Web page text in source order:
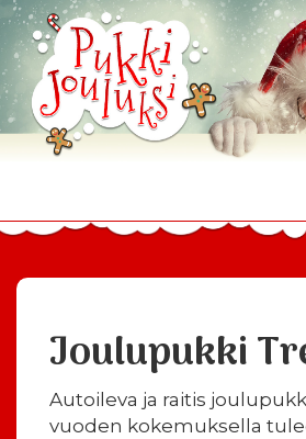
Joulupukki
Autoileva ja raitis
vuoden kokemuksella